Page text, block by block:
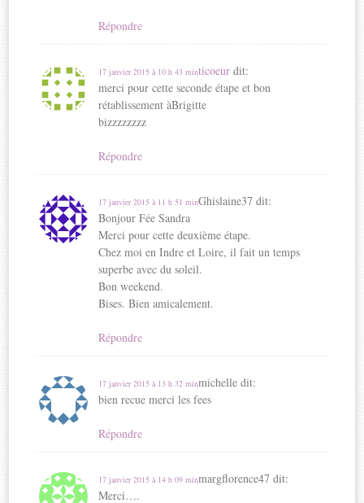
Répondre
ticoeur dit:
17 janvier 2015 à 10 h 43 min
merci pour cette seconde étape et bon
rétablissement àBrigitte
bizzzzzzzz
Répondre
Ghislaine37 dit:
17 janvier 2015 à 11 h 51 min
Bonjour Fée Sandra
Merci pour cette deuxième étape.
Chez moi en Indre et Loire, il fait un temps
superbe avec du soleil.
Bon weekend.
Bises. Bien amicalement.
Répondre
michelle dit:
17 janvier 2015 à 13 h 32 min
bien recue merci les fees
Répondre
margflorence47 dit:
17 janvier 2015 à 14 h 09 min
Merci….